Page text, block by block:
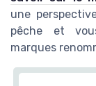
une
pêche et
marques